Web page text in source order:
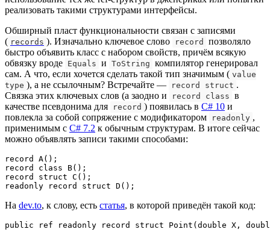
реализовать такими структурами интерфейсы.
Обширный пласт функциональности связан с записями
( records ). Изначально ключевое слово record
позволяло
быстро объявить класс с набором свойств, причём всякую
обвязку вроде Equals и ToString компилятор генерировал
сам. А что, если хочется сделать такой тип значимым ( value
type ), а не ссылочным? Встречайте — record struct .
Связка этих ключевых слов (а заодно и
record class в
качестве псевдонима для
record ) появилась в C# 10 и
повлекла за собой сопряжение с модификатором
readonly ,
применимым с C# 7.2 к обычным структурам. В итоге сейчас
можно объявлять записи такими способами:
record A();
record class B();
record struct C();
readonly record struct D();
На dev.to, к слову, есть статья, в которой приведён такой код:
public ref readonly record struct Point(double X,